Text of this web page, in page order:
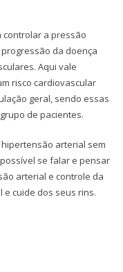
controlar a pressão
da doença
Aqui vale
risco cardiovascular
geral, sendo essas
de pacientes.
arterial sem
se falar e pensar
arterial e controle da
cuide dos seus rins.